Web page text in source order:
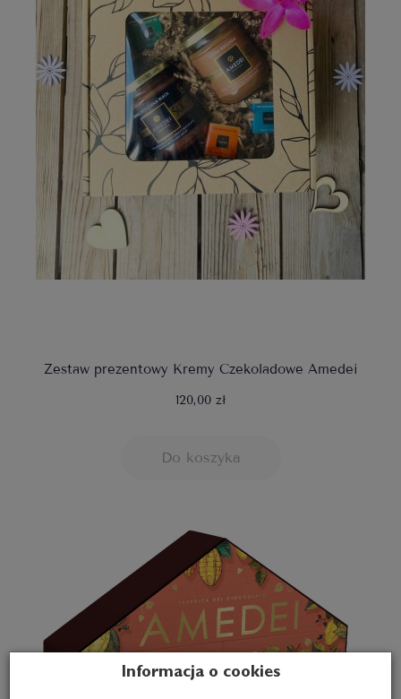
Zestaw prezentowy Kremy Czekoladowe Amedei
120,00 zł
Do koszyka
Informacja o cookies